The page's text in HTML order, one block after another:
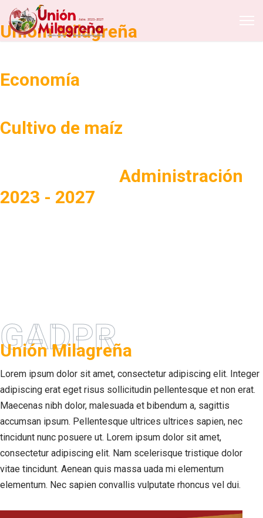
PARQUE CENTRAL
Unióm Milagreña
Economía
Cultivo de maíz
Administración
2023 - 2027
GADPR
Unión Milagreña
Lorem ipsum dolor sit amet, consectetur adipiscing elit. Integer
adipiscing erat eget risus sollicitudin pellentesque et non erat.
Maecenas nibh dolor, malesuada et bibendum a, sagittis
accumsan ipsum. Pellentesque ultrices ultrices sapien, nec
tincidunt nunc posuere ut. Lorem ipsum dolor sit amet,
consectetur adipiscing elit. Nam scelerisque tristique dolor
vitae tincidunt. Aenean quis massa uada mi elementum
elementum. Nec sapien convallis vulputate rhoncus vel dui.